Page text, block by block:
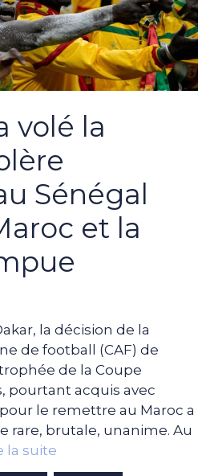
volé la
Sénégal
et la
la décision de la
de football (CAF) de
de la Coupe
pourtant acquis avec
le remettre au Maroc a
rare, brutale, unanime. Au
la suite